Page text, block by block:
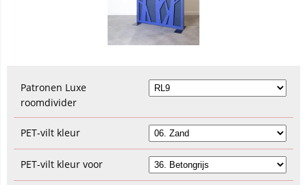
Patronen Luxe
roomdivider
PET-vilt kleur
PET-vilt kleur voor